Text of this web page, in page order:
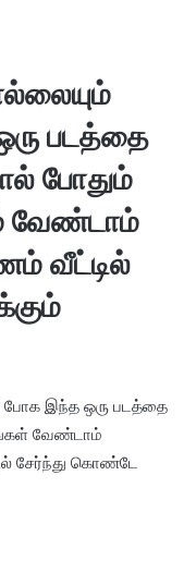
படத்தை
போதும்
வேண்டாம்
வீட்டில்
போக இந்த ஒரு படத்தை
வேண்டாம்
சேர்ந்து கொண்டே